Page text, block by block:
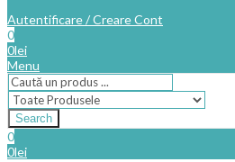
Autentificare / Creare Cont
0
0lei
Menu
Search
0
0lei